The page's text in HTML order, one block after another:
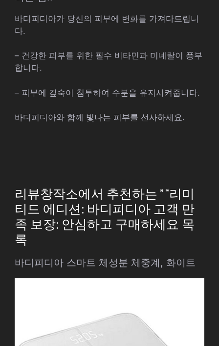
바디피디아가 당신의 피부에 변화를 가져다드립니
다.
– 건강한 피부를 위한 필수 비타민과 미네랄이 풍부
합니다.
– 피부에 깊숙이 침투하여 수분을 유지시켜줍니다.
바디피디아와 함께 빛나는 피부를 선사하세요.
리뷰창작소에서 추천하는 ” “리미
티드 에디션: 바디피디아 고객 만
족 보장: 안심하고 구매하세요 목
록
바디피디아 스마트 체성분 체중계, 화이트